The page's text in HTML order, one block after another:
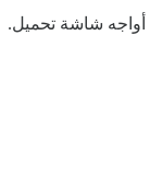
أواجه شاشة تحميل.